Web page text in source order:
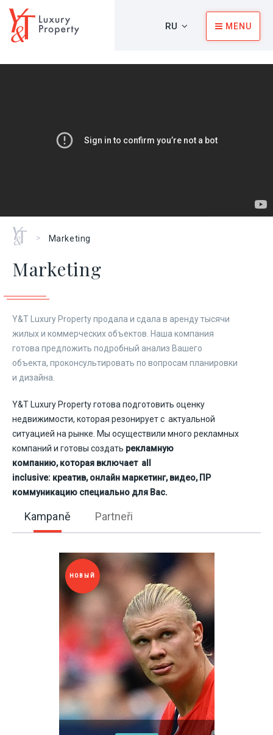
RU MENU
Главная
> Marketing
Marketing
Y&T Luxury Property продала и сдала в аренду тысячи
жилых и коммерческих объектов. Наша компания
готова предложить подробный анализ Вашего
объекта, проконсультировать по вопросам планировки
и дизайна.
Y&T Luxury Property готова подготовить оценку
недвижимости, которая резонирует с актуальной
ситуацией на рынке. Мы осуществили много рекламных
компаний и готовы создать рекламную
компанию, которая включает all
inclusive: креатив, онлайн маркетинг, видео, ПР
коммуникацию специально для Вас.
Kampaně Partneři
НОВЫЙ